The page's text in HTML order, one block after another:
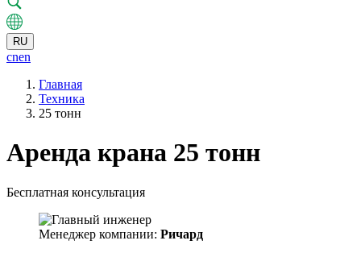
RU
cnen
Главная
Техника
25 тонн
Аренда крана 25 тонн
Бесплатная консультация
Менеджер компании: Ричард